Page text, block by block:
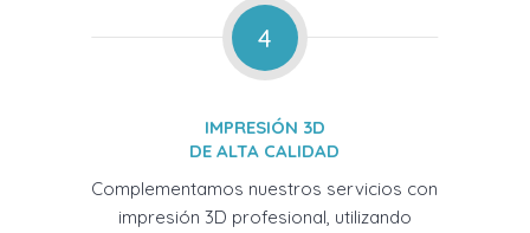
4
IMPRESIÓN 3D
DE ALTA CALIDAD
Complementamos nuestros servicios con
impresión 3D profesional, utilizando